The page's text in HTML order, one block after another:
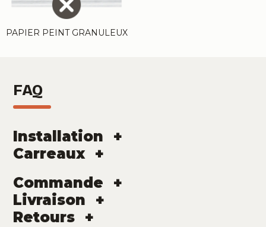
PAPIER PEINT GRANULEUX
FAQ
Installation
Carreaux
Commande
Livraison
Retours